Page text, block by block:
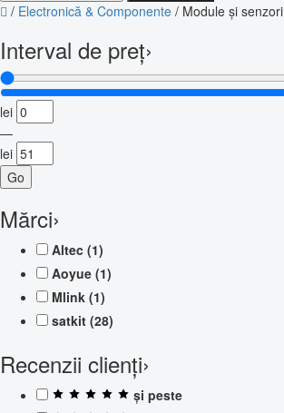
/ Electronică & Componente / Module și
Interval de preț›
lei
—
lei
Go
Mărci›
Altec (1)
Aoyue (1)
Mlink (1)
satkit (28)
Recenzii clienți›
și peste